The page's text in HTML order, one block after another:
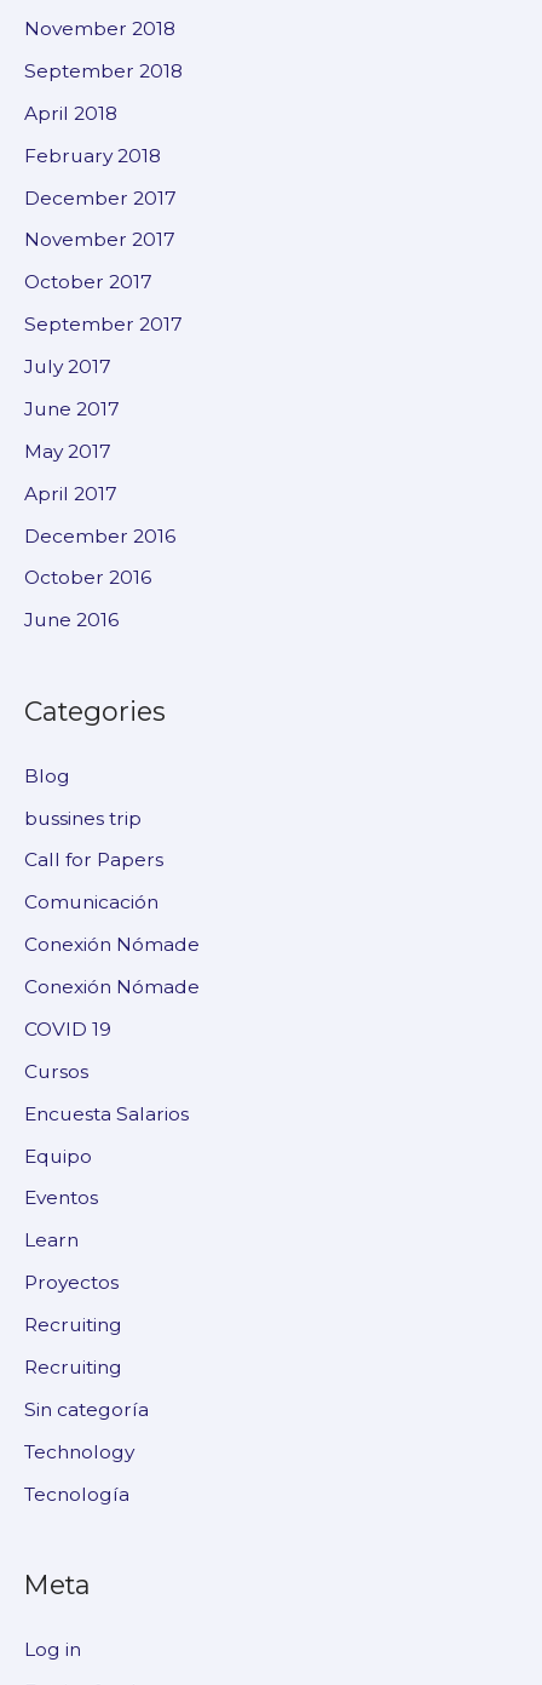
November 2018
September 2018
April 2018
February 2018
December 2017
November 2017
October 2017
September 2017
July 2017
June 2017
May 2017
April 2017
December 2016
October 2016
June 2016
Categories
Blog
bussines trip
Call for Papers
Comunicación
Conexión Nómade
Conexión Nómade
COVID 19
Cursos
Encuesta Salarios
Equipo
Eventos
Learn
Proyectos
Recruiting
Recruiting
Sin categoría
Technology
Tecnología
Meta
Log in